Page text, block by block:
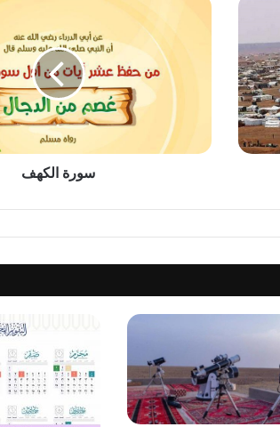
سورة الكهف